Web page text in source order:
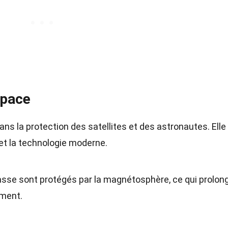
la protection des satellites et des astronautes.
la technologie moderne.
sont protégés par la magnétosphère, ce qui